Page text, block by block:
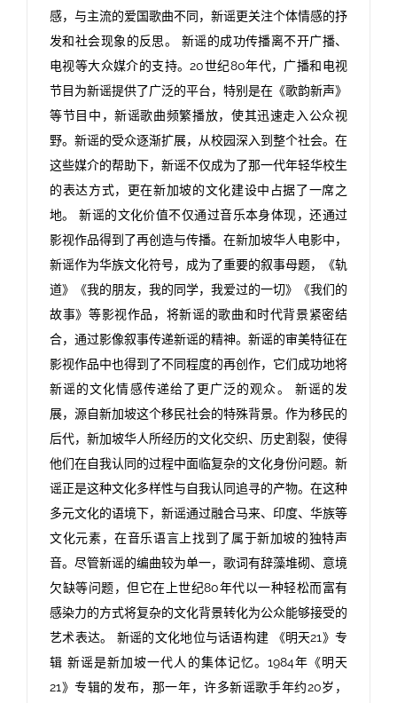
感，与主流的爱国歌曲不同，新谣更关注个体情感的抒
发和社会现象的反思。 新谣的成功传播离不开广播、
电视等大众媒介的支持。20世纪80年代，广播和电视
节目为新谣提供了广泛的平台，特别是在《歌韵新声》
等节目中，新谣歌曲频繁播放，使其迅速走入公众视
野。新谣的受众逐渐扩展，从校园深入到整个社会。在
这些媒介的帮助下，新谣不仅成为了那一代年轻华校生
的表达方式，更在新加坡的文化建设中占据了一席之
地。 新谣的文化价值不仅通过音乐本身体现，还通过
影视作品得到了再创造与传播。在新加坡华人电影中，
新谣作为华族文化符号，成为了重要的叙事母题，《轨
道》《我的朋友，我的同学，我爱过的一切》《我们的
故事》等影视作品，将新谣的歌曲和时代背景紧密结
合，通过影像叙事传递新谣的精神。新谣的审美特征在
影视作品中也得到了不同程度的再创作，它们成功地将
新谣的文化情感传递给了更广泛的观众。 新谣的发
展，源自新加坡这个移民社会的特殊背景。作为移民的
后代，新加坡华人所经历的文化交织、历史割裂，使得
他们在自我认同的过程中面临复杂的文化身份问题。新
谣正是这种文化多样性与自我认同追寻的产物。在这种
多元文化的语境下，新谣通过融合马来、印度、华族等
文化元素，在音乐语言上找到了属于新加坡的独特声
音。尽管新谣的编曲较为单一，歌词有辞藻堆砌、意境
欠缺等问题，但它在上世纪80年代以一种轻松而富有
感染力的方式将复杂的文化背景转化为公众能够接受的
艺术表达。 新谣的文化地位与话语构建 《明天21》专
辑 新谣是新加坡一代人的集体记忆。1984年《明天
21》专辑的发布，那一年，许多新谣歌手年约20岁，